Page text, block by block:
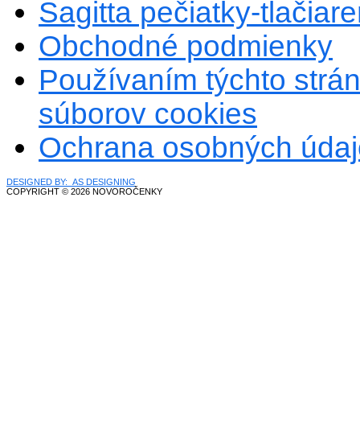
Sagitta pečiatky-
Obchodné podmienky
Používaním týchto
súborov cookies
Ochrana osobných
DESIGNED BY: AS DESIGNING
COPYRIGHT © 2026 NOVOROČENKY